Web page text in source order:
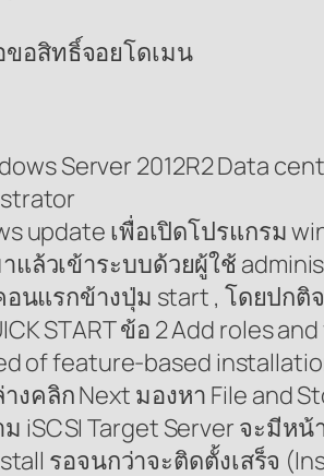
อสิทธิ์จอยโดเมน
Server 2012R2 Data
update เพื่อเปิดโปรแกรม
ล้วเข้าระบบด้วยผู้ใช้
อนแรกข้างปุ่ม start , โดยปก
START ข้อ 2 Add roles
of feature-based
งคลิก Next มองหา File and
iSCSI Target Server จะมีห
รอจนกว่าจะติดตั้งเสร็จ